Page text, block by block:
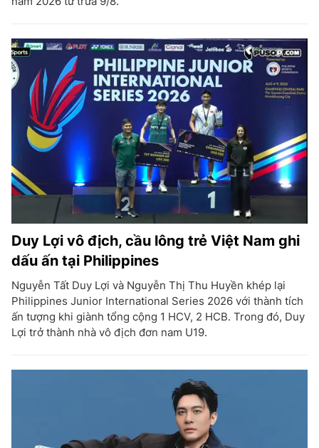
Duy Lợi vô địch, cầu lông trẻ Việt Nam ghi
dấu ấn tại Philippines
Nguyễn Tất Duy Lợi và Nguyễn Thị Thu Huyền khép lại
Philippines Junior International Series 2026 với thành tích
ấn tượng khi giành tổng cộng 1 HCV, 2 HCB. Trong đó, Duy
Lợi trở thành nhà vô địch đơn nam U19.